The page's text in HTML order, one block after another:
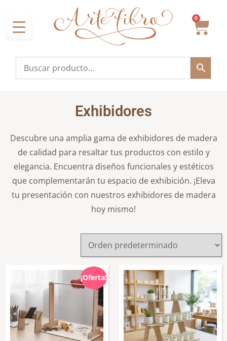
0
Exhibidores
Descubre una amplia gama de exhibidores de madera
de calidad para resaltar tus productos con estilo y
elegancia. Encuentra diseños funcionales y estéticos
que complementarán tu espacio de exhibición. ¡Eleva
tu presentación con nuestros exhibidores de madera
hoy mismo!
¡Oferta!